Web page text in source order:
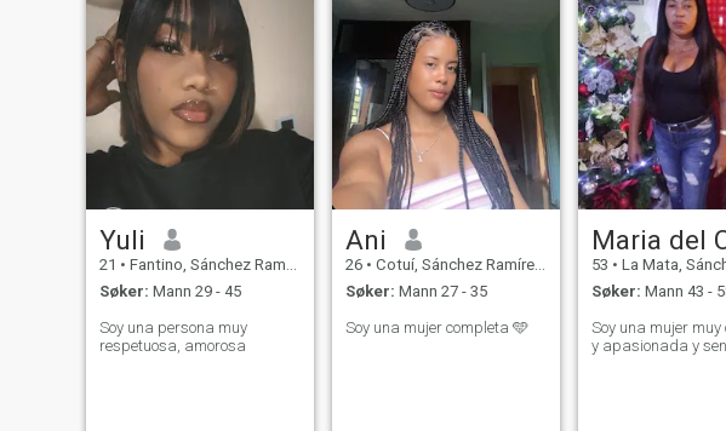
Yuli
21 • Fantino, Sánchez Ramírez, Den Dominikanske Rep.
Søker: Mann 29 - 45
Soy una persona muy
respetuosa, amorosa
Ani
26 • Cotuí, Sánchez Ramírez, Den Dominikanske Rep.
Søker: Mann 27 - 35
Soy una mujer completa 🩵
53 • La Mata, Sánchez Ramírez, Den
Søker: Mann 43 -
Soy una mujer
y apasionada y